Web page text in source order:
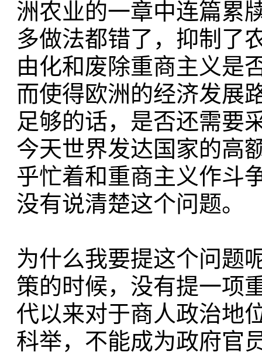
洲农业的一章中连篇累
多做法都错了，抑制了
由化和废除重商主义是
而使得欧洲的经济发展
足够的话，是否还需要
今天世界发达国家的高
乎忙着和重商主义作斗
没有说清楚这个问题。
为什么我要提这个问题
策的时候，没有提一项
代以来对于商人政治地
科举，不能成为政府官